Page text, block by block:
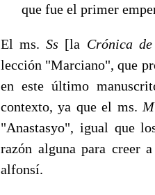
que fue el primer
El ms.Ss [la Crónica
lección "Marcia­no", que
en este último
contexto, ya que el ms.
"Anastasyo", igual que
razón alguna para creer
alfonsí.